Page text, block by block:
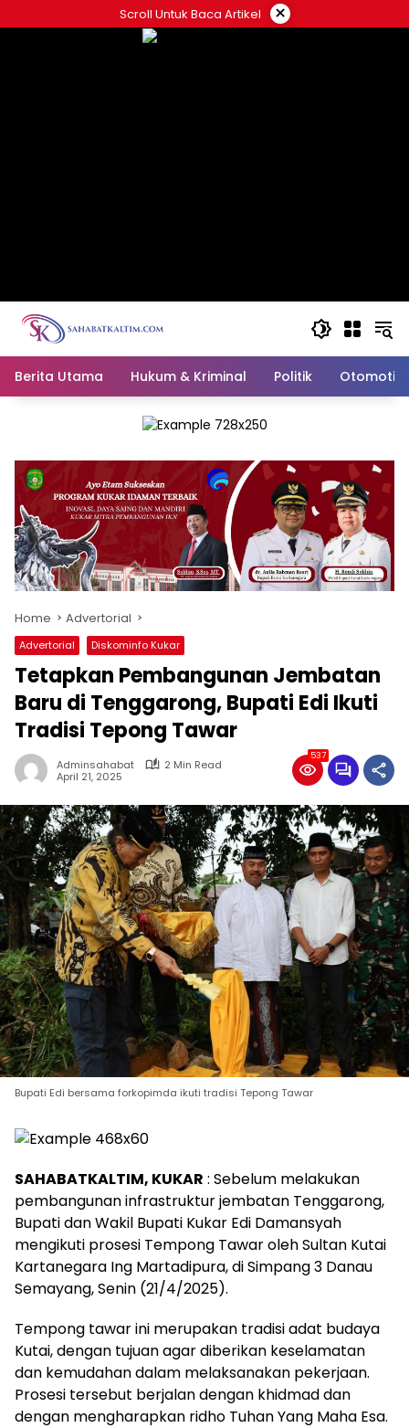
to
Scroll Untuk Baca Artikel ×
Berita Utama Hukum & Kriminal Politik Otomotif
Home Advertorial
Advertorial Diskominfo Kukar
Tetapkan Pembangunan Jembatan
Baru di Tenggarong, Bupati Edi Ikuti
Tradisi Tepong Tawar
Adminsahabat
2 Min Read
April 21, 2025
537
Bupati Edi bersama forkopimda ikuti tradisi Tepong Tawar
SAHABATKALTIM, KUKAR : Sebelum melakukan
pembangunan infrastruktur jembatan Tenggarong,
Bupati dan Wakil Bupati Kukar Edi Damansyah
mengikuti prosesi Tempong Tawar oleh Sultan Kutai
Kartanegara Ing Martadipura, di Simpang 3 Danau
Semayang, Senin (21/4/2025).
Tempong tawar ini merupakan tradisi adat budaya
Kutai, dengan tujuan agar diberikan keselamatan
dan kemudahan dalam melaksanakan pekerjaan.
Prosesi tersebut berjalan dengan khidmad dan
dengan mengharapkan ridho Tuhan Yang Maha Esa.